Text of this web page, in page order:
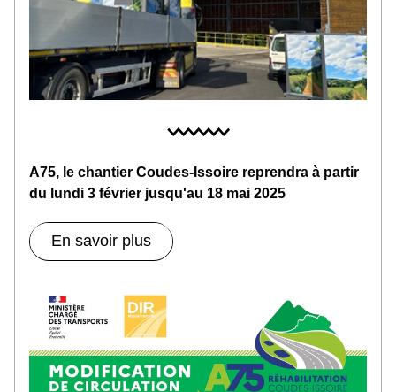
A75, le chantier Coudes-Issoire reprendra à partir
du lundi 3 février jusqu'au 18 mai 2025
En savoir plus